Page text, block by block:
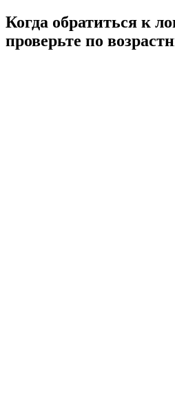
Когда обратиться к
проверьте по